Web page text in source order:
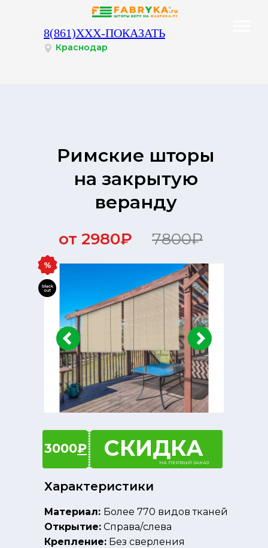
Для расчёта стоимости
8(861)XXX-ПОКАЗАТЬ
Краснодар
График работы филиалов Краснодар с 10:00 до 20:00
Римские шторы
на закрытую
веранду
3000₽ СКИДКА
НА ПЕРВЫЙ ЗАКАЗ
Характеристики
Материал: Более 770 видов тканей
Открытие: Справа/слева
Крепление: Без сверления
от 2980₽ 7800₽